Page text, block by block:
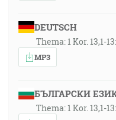
DEUTSCH
Thema: 1 Kor. 13,1-
MP3
БЪЛГАРСКИ
Thema: 1 Kor. 13,1-